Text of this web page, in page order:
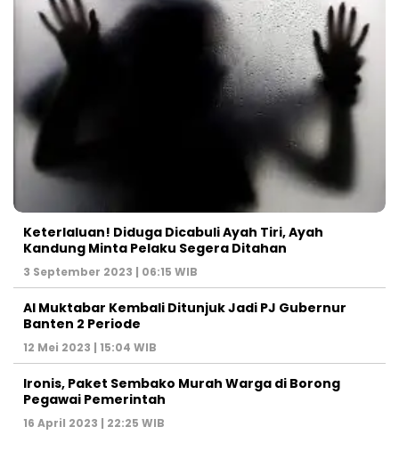
Keterlaluan! Diduga Dicabuli Ayah Tiri, Ayah
Kandung Minta Pelaku Segera Ditahan
3 September 2023 | 06:15 WIB
Al Muktabar Kembali Ditunjuk Jadi PJ Gubernur
Banten 2 Periode
12 Mei 2023 | 15:04 WIB
Ironis, Paket Sembako Murah Warga di Borong
Pegawai Pemerintah
16 April 2023 | 22:25 WIB